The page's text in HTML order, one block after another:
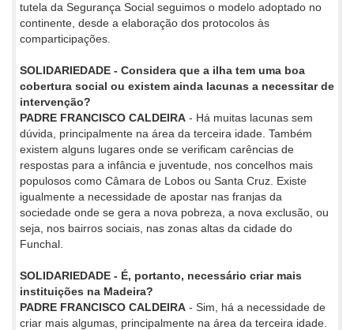
tutela da Segurança Social seguimos o modelo adoptado no
continente, desde a elaboração dos protocolos às
comparticipações.
SOLIDARIEDADE - Considera que a ilha tem uma boa
cobertura social ou existem ainda lacunas a necessitar de
intervenção?
PADRE FRANCISCO CALDEIRA - Há muitas lacunas sem
dúvida, principalmente na área da terceira idade. Também
existem alguns lugares onde se verificam carências de
respostas para a infância e juventude, nos concelhos mais
populosos como Câmara de Lobos ou Santa Cruz. Existe
igualmente a necessidade de apostar nas franjas da
sociedade onde se gera a nova pobreza, a nova exclusão, ou
seja, nos bairros sociais, nas zonas altas da cidade do
Funchal.
SOLIDARIEDADE - É, portanto, necessário criar mais
instituições na Madeira?
PADRE FRANCISCO CALDEIRA - Sim, há a necessidade de
criar mais algumas, principalmente na área da terceira idade.